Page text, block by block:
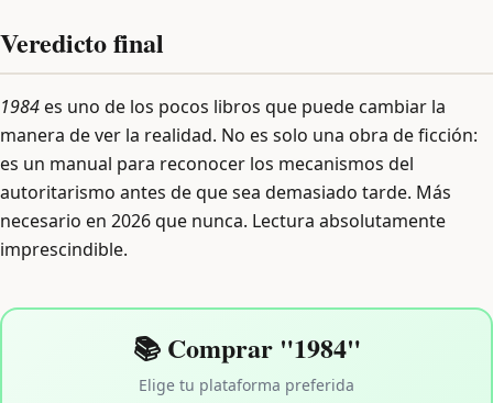
Veredicto final
1984es uno de los pocos libros que puede cambiar la
manera de ver la realidad. No es solo una obra de ficción:
es un manual para reconocer los mecanismos del
autoritarismo antes de que sea demasiado tarde. Más
necesario en 2026 que nunca. Lectura absolutamente
imprescindible.
📚 Comprar "1984"
Elige tu plataforma preferida